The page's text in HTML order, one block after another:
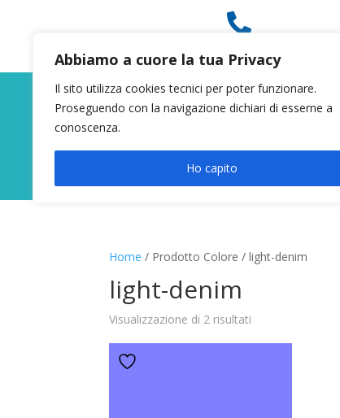
Abbiamo a cuore la tua Privacy
Il sito utilizza cookies tecnici per poter funzionare.
Proseguendo con la navigazione dichiari di esserne a
conoscenza.
Ho capito

Home / Prodotto Colore / light-denim
light-denim
Visualizzazione di 2 risultati